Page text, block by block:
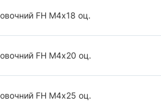
FH М4х18 оц.
FH М4х20 оц.
FH М4х25 оц.